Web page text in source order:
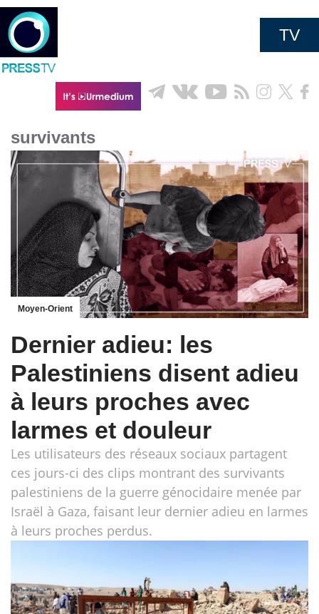
TV
survivants
Moyen-Orient
Dernier adieu: les
Palestiniens disent adieu
à leurs proches avec
larmes et douleur
Les utilisateurs des réseaux sociaux partagent
ces jours-ci des clips montrant des survivants
palestiniens de la guerre génocidaire menée par
Israël à Gaza, faisant leur dernier adieu en larmes
à leurs proches perdus.